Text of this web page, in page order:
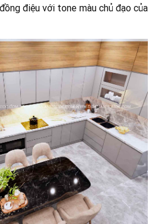
điệu với tone màu chủ đạo của